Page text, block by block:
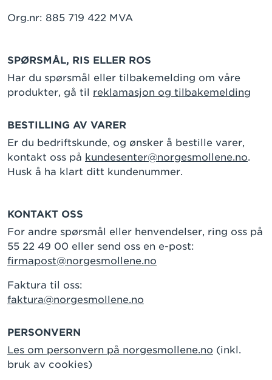
Org.nr: 885 719 422 MVA
SPØRSMÅL, RIS ELLER ROS
Har du spørsmål eller tilbakemelding om våre
produkter, gå til reklamasjon og tilbakemelding
BESTILLING AV VARER
Er du bedriftskunde, og ønsker å bestille varer,
kontakt oss på kundesenter@norgesmollene.no.
Husk å ha klart ditt kundenummer.
KONTAKT OSS
For andre spørsmål eller henvendelser, ring oss på
55 22 49 00 eller send oss en e-post:
firmapost@norgesmollene.no
Faktura til oss:
faktura@norgesmollene.no
PERSONVERN
Les om personvern på norgesmollene.no (inkl.
bruk av cookies)